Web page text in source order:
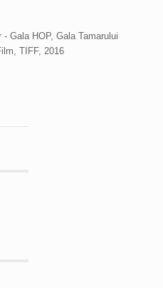
Gala HOP, Gala Tamarului
TIFF, 2016